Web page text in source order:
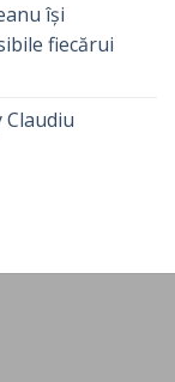
își
fiecărui
Claudiu